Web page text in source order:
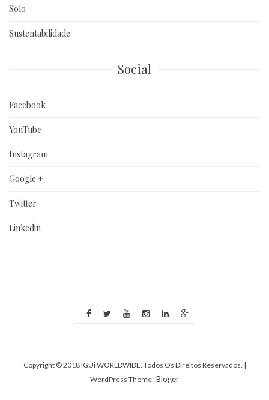
Solo
Sustentabilidade
Social
Facebook
YouTube
Instagram
Google +
Twitter
Linkedin
Copyright © 2018 IGUi WORLDWIDE. Todos Os Direitos Reservados. |
WordPress Theme :Bloger